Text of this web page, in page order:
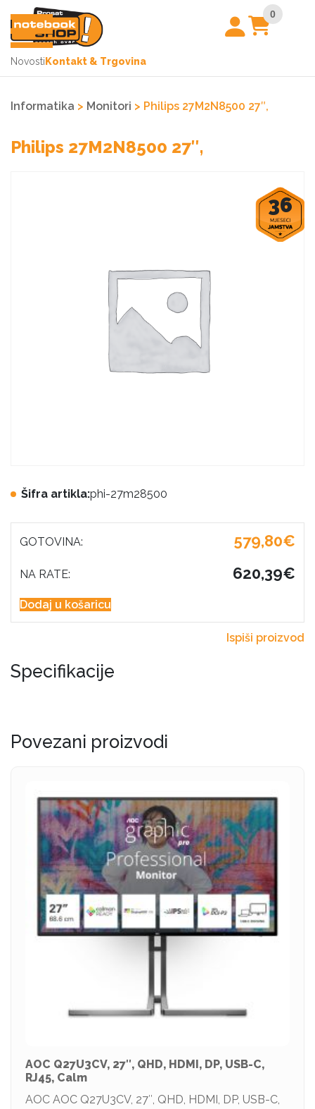
0
Novosti Kontakt & Trgovina
Informatika > Monitori > Philips 27M2N8500 27″,
Philips 27M2N8500 27″,
Šifra artikla:phi-27m28500
GOTOVINA: 579,80€
NA RATE: 620,39€
Dodaj u košaricu
Ispiši proizvod
Specifikacije
Povezani proizvodi
AOC Q27U3CV, 27″, QHD, HDMI, DP, USB-C,
RJ45, Calm
AOC AOC Q27U3CV, 27″, QHD, HDMI, DP, USB-C,
36